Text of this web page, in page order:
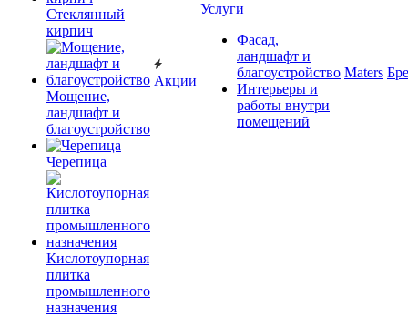
Cтеклянный
кирпич
Мощение,
ландшафт и
благоустройство
Черепица
Кислотоупорная
плитка
промышленного
назначения
Акции
Услуги
Фасад,
ландшафт и
благоустройство
Интерьеры и
работы внутри
помещений
Maters